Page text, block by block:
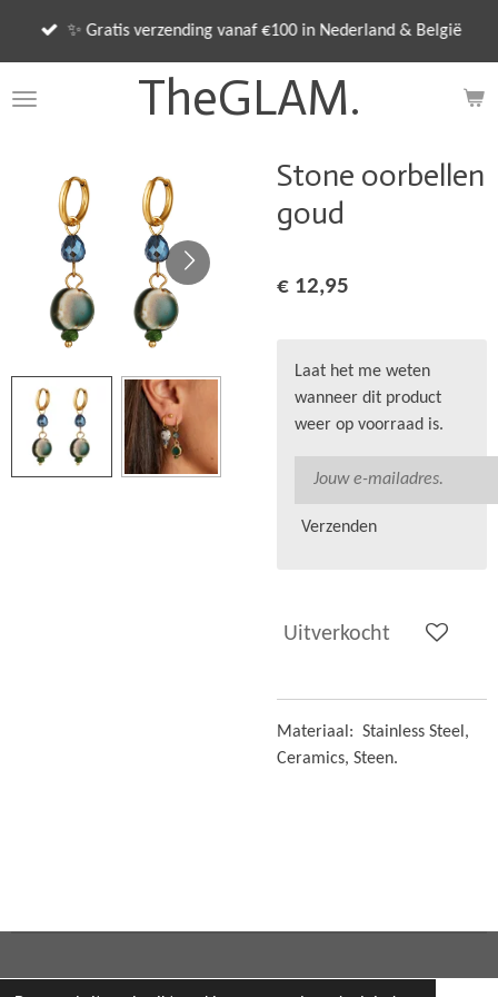
de
TheGLAM.
✨ Gratis verzending vanaf €100 in Nederland & België
Stone oorbellen
goud
€ 12,95
Laat het me weten
wanneer dit product
weer op voorraad is.
Verzenden
Uitverkocht
Materiaal: Stainless Steel,
Ceramics, Steen.